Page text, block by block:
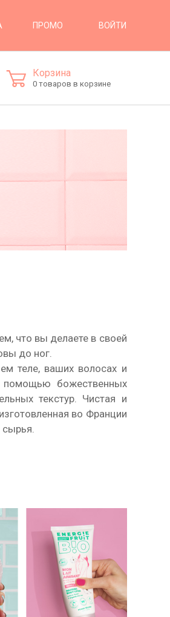
ПРОМО ВОЙТИ
Корзина
0 товаров в корзине
что вы делаете в своей
до ног.
теле, ваших волосах и
божественных
текстур. Чистая и
во Франции
сырья.